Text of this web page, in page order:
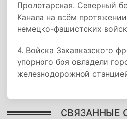
Пролетарская. Северный
Канала на всём
немецко-фашистских
4. Войска Закавказского
упорного боя овладели
железнодорожной
СВЯЗАННЫЕ